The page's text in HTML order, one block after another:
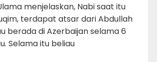
menjelaskan, Nabi saat itu
terdapat atsar dari Abdullah
berada di Azerbaijan selama 6
Selama itu beliau